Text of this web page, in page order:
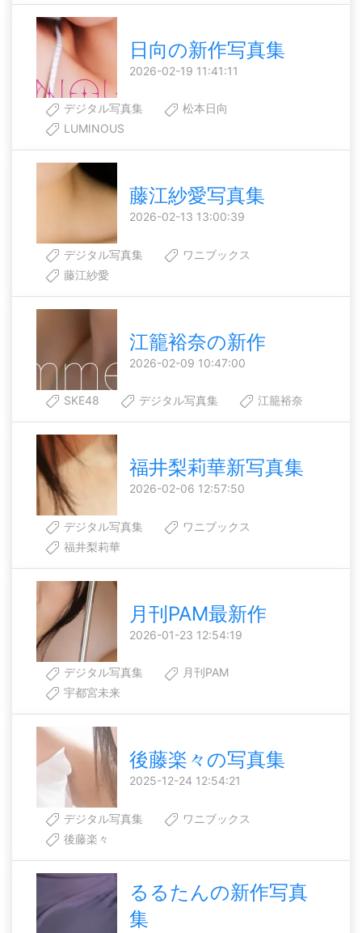
日向の新作写真集
2026-02-19 11:41:11
デジタル写真集
松本日向
LUMINOUS
藤江紗愛写真集
2026-02-13 13:00:39
デジタル写真集
ワニブックス
藤江紗愛
江籠裕奈の新作
2026-02-09 10:47:00
SKE48 デジタル写真集 江籠裕奈
福井梨莉華新写真集
2026-02-06 12:57:50
デジタル写真集
ワニブックス
福井梨莉華
月刊PAM最新作
2026-01-23 12:54:19
デジタル写真集
月刊PAM
宇都宮未来
後藤楽々の写真集
2025-12-24 12:54:21
デジタル写真集
ワニブックス
後藤楽々
るるたんの新作写真
集